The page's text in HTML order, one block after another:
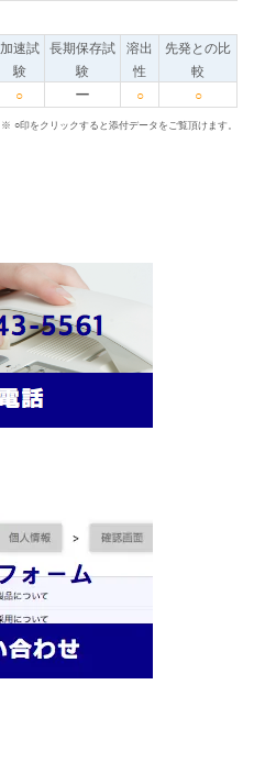
加速試
験
長期保存試
験
溶出
性
先発との比
較
○ ー ○ ○
※ ○印をクリックすると添付データをご覧頂けます。